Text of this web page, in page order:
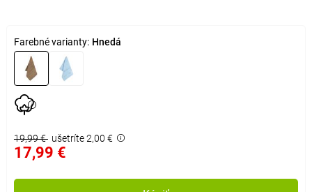
Farebné varianty: Hnedá
19,99 € ušetríte 2,00 €
17,99 €